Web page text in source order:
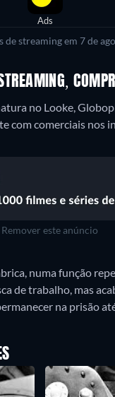
Ads
streaming em 7 de
no Looke,
com comerciais nos
Remover este anúncio
numa função
de trabalho, mas
na prisão